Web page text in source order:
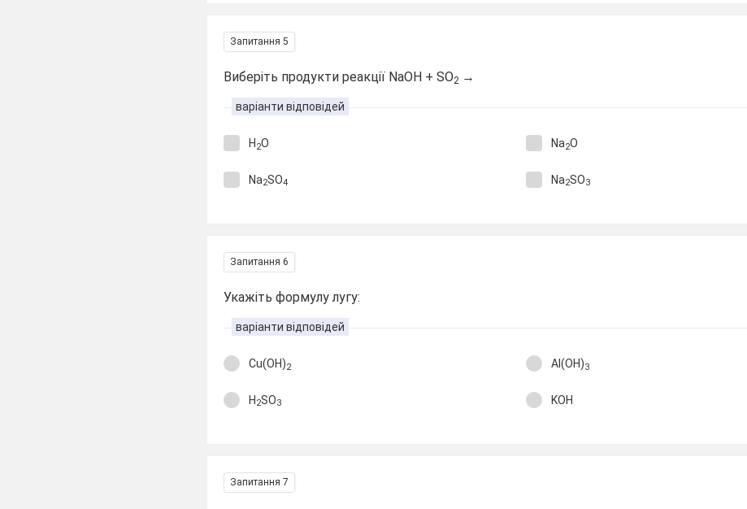
Запитання 5
Виберіть продукти реакції NaOH + SO2 →
варіанти відповідей
H 2O Na2O
Na2SO4 Na2SO3
Запитання 6
Укажіть формулу лугу:
варіанти відповідей
Cu(OH)2 Al(OH)3
H2SO3 KOH
Запитання 7